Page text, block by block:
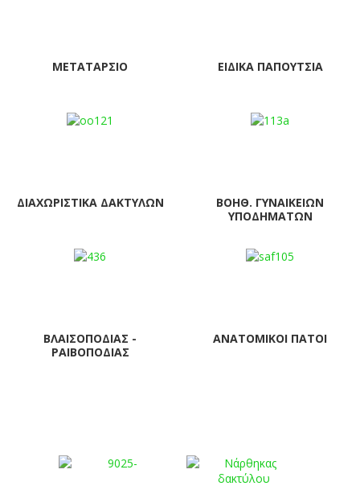
ΜΕΤΑΤΆΡΣΙΟ ΕΙΔΙΚΆ ΠΑΠΟΎΤΣΙΑ
ΔΙΑΧΩΡΙΣΤΙΚΆ ΔΑΚΤΎΛΩΝ
ΒΟΗΘ. ΓΥΝΑΙΚΕΊΩΝ
ΥΠΟΔΗΜΆΤΩΝ
ΒΛΑΙΣΟΠΟΔΊΑΣ -
ΡΑΙΒΟΠΟΔΊΑΣ
ΑΝΑΤΟΜΙΚΟΊ ΠΆΤΟΙ